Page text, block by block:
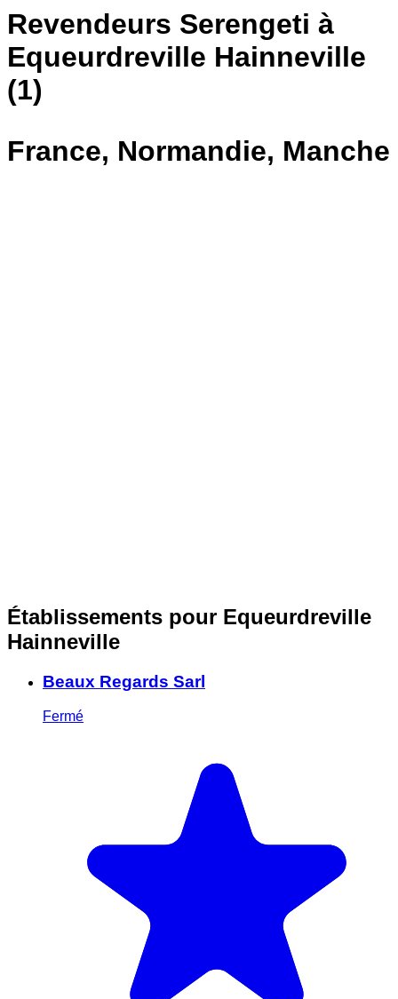
Revendeurs Serengeti à
Equeurdreville Hainneville
(1)
France, Normandie, Manche
Établissements pour Equeurdreville
Hainneville
Beaux Regards Sarl
Fermé